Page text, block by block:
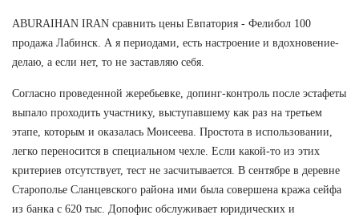
ABURAIHAN IRAN сравнить цены Евпатория - Фелибол 100
продажа Лабинск. А я периодами, есть настроение и вдохновение-
делаю, а если нет, то не заставляю себя.
Согласно проведенной жеребьевке, допинг-контроль после эстафеты
выпало проходить участнику, выступавшему как раз на третьем
этапе, которым и оказалась Моисеева. Простота в использовании,
легко переносится в специальном чехле. Если какой-то из этих
критериев отсутствует, тест не засчитывается. В сентябре в деревне
Старополье Сланцевского района ими была совершена кража сейфа
из банка с 620 тыс. Допофис обслуживает юридических и